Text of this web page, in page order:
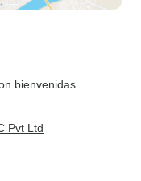
bienvenidas
Pvt Ltd